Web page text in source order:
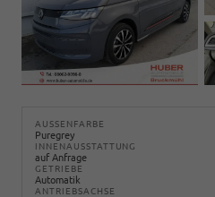
AUSSENFARBE
Puregrey
INNENAUSSTATTUNG
auf Anfrage
GETRIEBE
Automatik
ANTRIEBSACHSE